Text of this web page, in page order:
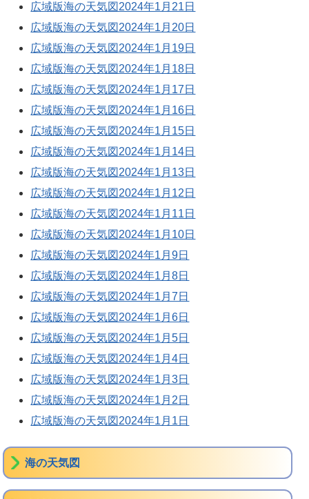
広域版海の天気図2024年1月21日
広域版海の天気図2024年1月20日
広域版海の天気図2024年1月19日
広域版海の天気図2024年1月18日
広域版海の天気図2024年1月17日
広域版海の天気図2024年1月16日
広域版海の天気図2024年1月15日
広域版海の天気図2024年1月14日
広域版海の天気図2024年1月13日
広域版海の天気図2024年1月12日
広域版海の天気図2024年1月11日
広域版海の天気図2024年1月10日
広域版海の天気図2024年1月9日
広域版海の天気図2024年1月8日
広域版海の天気図2024年1月7日
広域版海の天気図2024年1月6日
広域版海の天気図2024年1月5日
広域版海の天気図2024年1月4日
広域版海の天気図2024年1月3日
広域版海の天気図2024年1月2日
広域版海の天気図2024年1月1日
海の天気図